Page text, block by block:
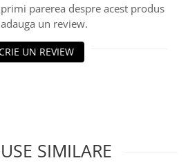
parerea despre acest produs
un review.
UN REVIEW
SIMILARE